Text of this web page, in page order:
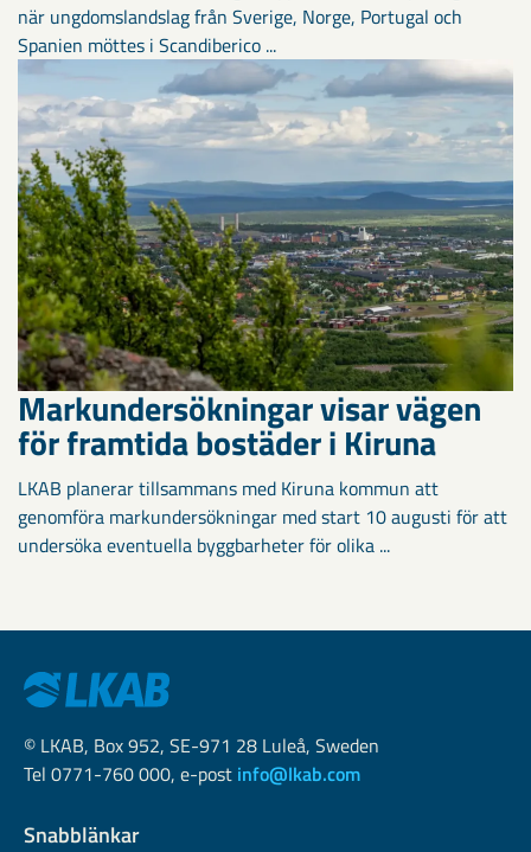
när ungdomslandslag från Sverige, Norge, Portugal och
Spanien möttes i Scandiberico ...
Markundersökningar visar vägen
för framtida bostäder i Kiruna
LKAB planerar tillsammans med Kiruna kommun att
genomföra markundersökningar med start 10 augusti för att
undersöka eventuella byggbarheter för olika ...
© LKAB, Box 952, SE-971 28 Luleå, Sweden
Tel 0771-760 000, e-post info@lkab.com
Snabblänkar